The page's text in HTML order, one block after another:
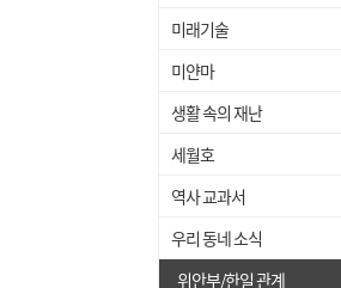
미래기술
미얀마
생활 속의 재난
세월호
역사 교과서
우리 동네 소식
위안부/한일 관계